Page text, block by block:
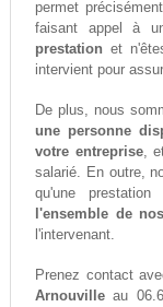
permet
faisant appel à
prestation et
intervient pour
De plus, nous
une personne
votre entreprise,
salarié. En outre,
qu'une
l'ensemble de
l'intervenant.
Prenez contact
Arnouvilleau